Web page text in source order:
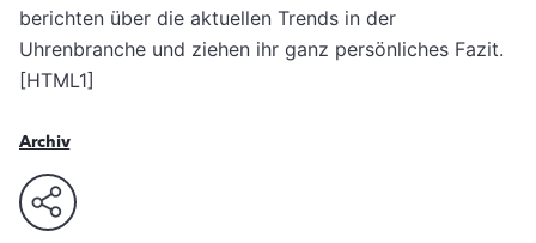
berichten über die aktuellen Trends in der
Uhrenbranche und ziehen ihr ganz persönliches Fazit.
[HTML1]
Archiv